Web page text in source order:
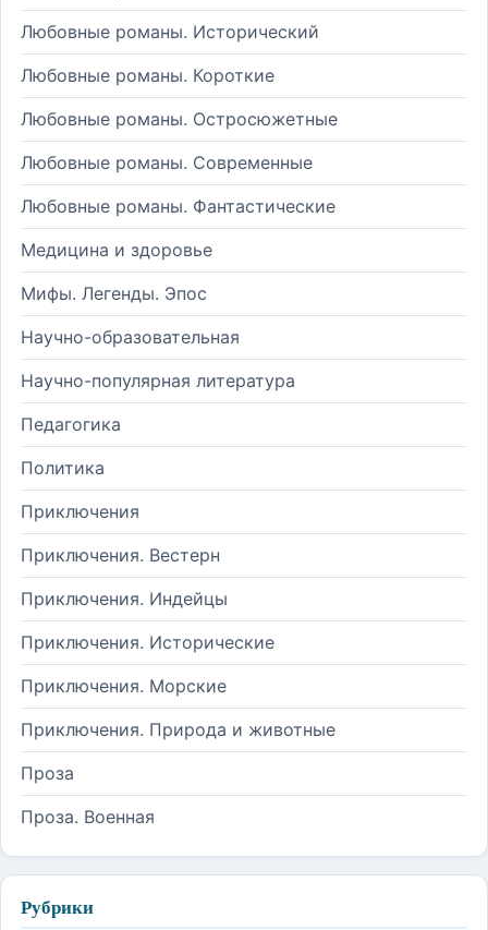
Любовные романы. Исторический
Любовные романы. Короткие
Любовные романы. Остросюжетные
Любовные романы. Современные
Любовные романы. Фантастические
Медицина и здоровье
Мифы. Легенды. Эпос
Научно-образовательная
Научно-популярная литература
Педагогика
Политика
Приключения
Приключения. Вестерн
Приключения. Индейцы
Приключения. Исторические
Приключения. Морские
Приключения. Природа и животные
Проза
Проза. Военная
Рубрики